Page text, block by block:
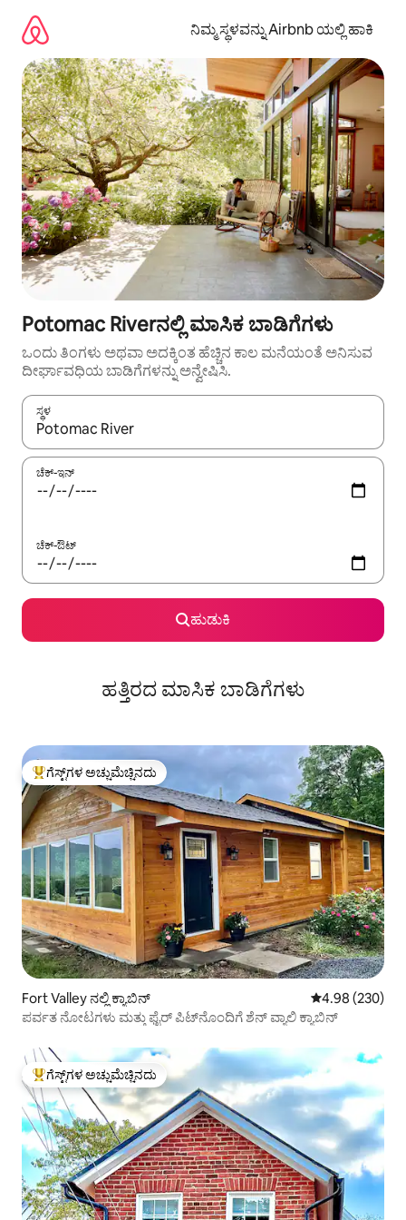
ಹೋಗಿ
ನಿಮ್ಮ ಸ್ಥಳವನ್ನು Airbnb ಯಲ್ಲಿ ಹಾಕಿ
Potomac Riverನಲ್ಲಿ ಮಾಸಿಕ ಬಾಡಿಗೆಗಳು
ಒಂದು ತಿಂಗಳು ಅಥವಾ ಅದಕ್ಕಿಂತ ಹೆಚ್ಚಿನ ಕಾಲ ಮನೆಯಂತೆ ಅನಿಸುವ
ದೀರ್ಘಾವಧಿಯ ಬಾಡಿಗೆಗಳನ್ನು ಅನ್ವೇಷಿಸಿ.
ಸ್ಥಳ
ಫಲಿತಾಂಶಗಳು ಲಭ್ಯವಿರುವಾಗ, ಅಪ್ ಮತ್ತು ಡೌನ್ ಬಾಣದ ಕೀಲಿಗಳೊಂದಿಗೆ
ಚೆಕ್-ಇನ್
ಚೆಕ್-ಔಟ್
ಹುಡುಕಿ
ಹತ್ತಿರದ ಮಾಸಿಕ ಬಾಡಿಗೆಗಳು
ಗೆಸ್ಟ್‌ಗಳಿಗೆ ಅತಿ ಹೆಚ್ಚು ಅಚ್ಚುಮೆಚ್ಚಿನದು
ಗೆಸ್ಟ್‌ಗಳ ಅಚ್ಚುಮೆಚ್ಚಿನದು
Fort Valley ನಲ್ಲಿ ಕ್ಯಾಬಿನ್ 5 ರಲ್ಲಿ 4.98
4.98 (230)
ಪರ್ವತ ನೋಟಗಳು ಮತ್ತು ಫೈರ್ ಪಿಟ್‌ನೊಂದಿಗೆ ಶೆನ್ ವ್ಯಾಲಿ ಕ್ಯಾಬಿನ್
ಗೆಸ್ಟ್‌ಗಳಿಗೆ ಅತಿ ಹೆಚ್ಚು ಅಚ್ಚುಮೆಚ್ಚಿನದು
ಗೆಸ್ಟ್‌ಗಳ ಅಚ್ಚುಮೆಚ್ಚಿನದು